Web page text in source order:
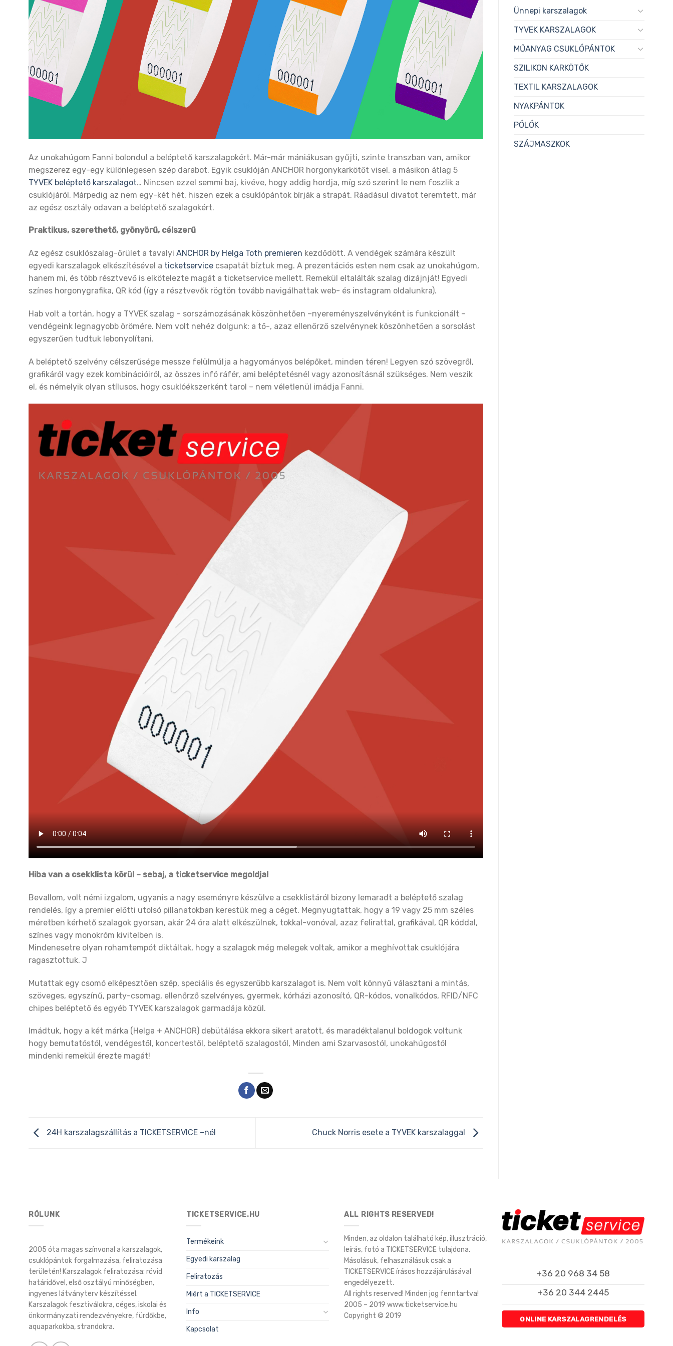
Az unokahúgom Fanni bolondul a beléptető karszalagokért. Már-már mániákusan gyűjti, szinte transzban van, amikor
megszerez egy-egy különlegesen szép darabot. Egyik csuklóján ANCHOR horgonykarkötőt visel, a másikon átlag 5
TYVEK beléptető karszalagot… Nincsen ezzel semmi baj, kivéve, hogy addig hordja, míg szó szerint le nem foszlik a
csuklójáról. Márpedig az nem egy-két hét, hiszen ezek a csuklópántok bírják a strapát. Ráadásul divatot teremtett, már
az egész osztály odavan a beléptető szalagokért.
Praktikus, szerethető, gyönyörű, célszerű
Az egész csuklószalag-őrület a tavalyi ANCHOR by Helga Toth premieren kezdődött. A vendégek számára készült
egyedi karszalagok elkészítésével a ticketservice csapatát bíztuk meg. A prezentációs esten nem csak az unokahúgom,
hanem mi, és több résztvevő is elkötelezte magát a ticketservice mellett. Remekül eltalálták szalag dizájnját! Egyedi
színes horgonygrafika, QR kód (így a résztvevők rögtön tovább navigálhattak web- és instagram oldalunkra).
Hab volt a tortán, hogy a TYVEK szalag – sorszámozásának köszönhetően –nyereményszelvényként is funkcionált –
vendégeink legnagyobb örömére. Nem volt nehéz dolgunk: a tő-, azaz ellenőrző szelvénynek köszönhetően a sorsolást
egyszerűen tudtuk lebonyolítani.
A beléptető szelvény célszerűsége messze felülmúlja a hagyományos belépőket, minden téren! Legyen szó szövegről,
grafikáról vagy ezek kombinációiról, az összes infó ráfér, ami beléptetésnél vagy azonosításnál szükséges. Nem veszik
el, és némelyik olyan stílusos, hogy csuklóékszerként tarol – nem véletlenül imádja Fanni.
Hiba van a csekklista körül – sebaj, a ticketservice megoldja!
Bevallom, volt némi izgalom, ugyanis a nagy eseményre készülve a csekklistáról bizony lemaradt a beléptető szalag
rendelés, így a premier előtti utolsó pillanatokban kerestük meg a céget. Megnyugtattak, hogy a 19 vagy 25 mm széles
méretben kérhető szalagok gyorsan, akár 24 óra alatt elkészülnek, tokkal-vonóval, azaz felirattal, grafikával, QR kóddal,
színes vagy monokróm kivitelben is.
Mindenesetre olyan rohamtempót diktáltak, hogy a szalagok még melegek voltak, amikor a meghívottak csuklójára
ragasztottuk. J
Mutattak egy csomó elképesztően szép, speciális és egyszerűbb karszalagot is. Nem volt könnyű választani a mintás,
szöveges, egyszínű, party-csomag, ellenőrző szelvényes, gyermek, kórházi azonosító, QR-kódos, vonalkódos, RFID/NFC
chipes beléptető és egyéb TYVEK karszalagok garmadája közül.
Imádtuk, hogy a két márka (Helga + ANCHOR) debütálása ekkora sikert aratott, és maradéktalanul boldogok voltunk
hogy bemutatóstól, vendégestől, koncertestől, beléptető szalagostól, Minden ami Szarvasostól, unokahúgostól
mindenki remekül érezte magát!
24H karszalagszállítás a TICKETSERVICE –nél Chuck Norris esete a TYVEK karszalaggal
Ünnepi karszalagok
TYVEK KARSZALAGOK
MŰANYAG CSUKLÓPÁNTOK
SZILIKON KARKÖTŐK
TEXTIL KARSZALAGOK
NYAKPÁNTOK
PÓLÓK
SZÁJMASZKOK
RÓLUNK
2005 óta magas színvonal a karszalagok,
csuklópántok forgalmazása, feliratozása
területén! Karszalagok feliratozása: rövid
határidővel, első osztályú minőségben,
ingyenes látványterv készítéssel.
Karszalagok fesztiválokra, céges, iskolai és
önkormányzati rendezvényekre, fürdőkbe,
aquaparkokba, strandokra.
TICKETSERVICE.HU
Termékeink
Egyedi karszalag
Feliratozás
Miért a TICKETSERVICE
Info
Kapcsolat
ALL RIGHTS RESERVED!
Minden, az oldalon található kép, illusztráció,
leírás, fotó a TICKETSERVICE tulajdona.
Másolásuk, felhasználásuk csak a
TICKETSERVICE írásos hozzájárulásával
engedélyezett.
All rights reserved! Minden jog fenntartva!
2005 – 2019 www.ticketservice.hu
Copyright © 2019
+36 20 968 34 58
+36 20 344 2445
ONLINE KARSZALAGRENDELÉS